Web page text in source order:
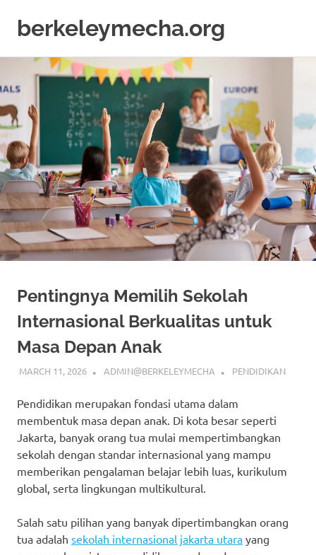
content
berkeleymecha.org
Bisnis
Terkini
Pentingnya Memilih Sekolah
Internasional Berkualitas untuk
Masa Depan Anak
MARCH 11, 2026 ADMIN@BERKELEYMECHA PENDIDIKAN
Pendidikan merupakan fondasi utama dalam
membentuk masa depan anak. Di kota besar seperti
Jakarta, banyak orang tua mulai mempertimbangkan
sekolah dengan standar internasional yang mampu
memberikan pengalaman belajar lebih luas, kurikulum
global, serta lingkungan multikultural.
Salah satu pilihan yang banyak dipertimbangkan orang
tua adalah sekolah internasional jakarta utara yang